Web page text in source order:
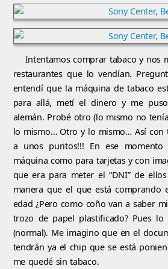
Intentamos comprar tabaco y nos
restaurantes que lo vendían.
entendí que la máquina de tabaco
para allá, metí el dinero y me
alemán. Probé otro (lo mismo no
lo mismo… Otro y lo mismo… Así con
a unos puritos!!! En ese
máquina como para tarjetas y con
que era para meter el “DNI” de
manera que el que está comprando
edad ¿Pero como coño van a saber
trozo de papel plastificado? Pues
(normal). Me imagino que en el
tendrán ya el chip que se está
me quedé sin tabaco.